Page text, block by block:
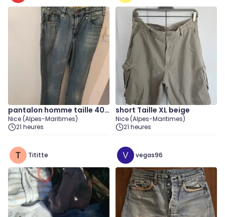
pantalon homme taille 40.
(Celio Denin)
Nice (Alpes-Maritimes)
21 heures
short Taille XL beige
Nice (Alpes-Maritimes)
21 heures
Tititte vegas96